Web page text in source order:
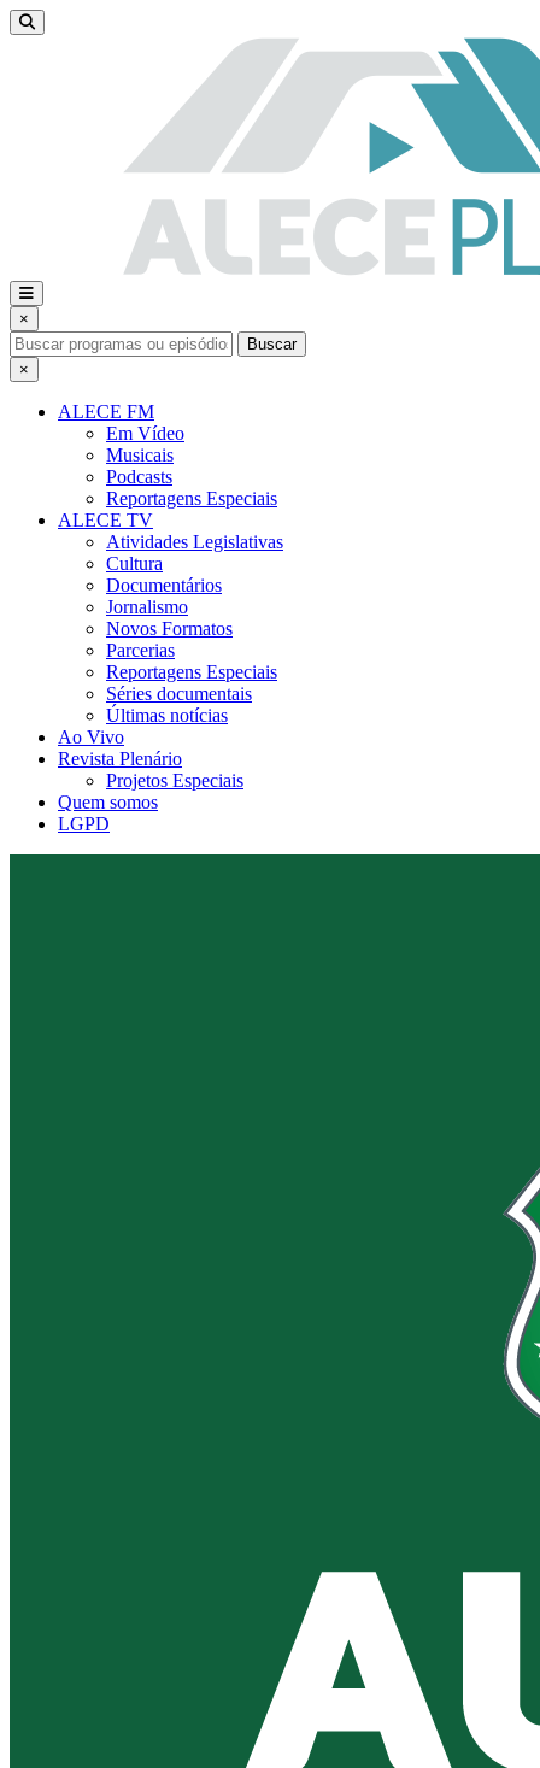
×
Buscar
×
ALECE FM
Em Vídeo
Musicais
Podcasts
Reportagens Especiais
ALECE TV
Atividades Legislativas
Cultura
Documentários
Jornalismo
Novos Formatos
Parcerias
Reportagens Especiais
Séries documentais
Últimas notícias
Ao Vivo
Revista Plenário
Projetos Especiais
Quem somos
LGPD